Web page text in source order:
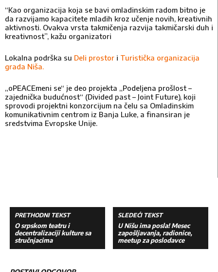
“Kao organizacija koja se bavi omladinskim radom bitno je
da razvijamo kapacitete mladih kroz učenje novih, kreativnih
aktivnosti. Ovakva vrsta takmičenja razvija takmičarski duh i
kreativnost”, kažu organizatori
Lokalna podrška su Deli prostor i Turistička organizacija
grada Niša.
„oPEACEmeni se“ je deo projekta „Podeljena prošlost –
zajednička budućnost“ (Divided past – Joint Future), koji
sprovodi projektni konzorcijum na čelu sa Omladinskim
komunikativnim centrom iz Banja Luke, a finansiran je
sredstvima Evropske Unije.
PRETHODNI TEKST
O srpskom teatru i
decentralizaciji kulture sa
stručnjacima
SLEDEĆI TEKST
U Nišu ima posla! Mesec
zapošljavanja, radionice,
meetup za poslodavce